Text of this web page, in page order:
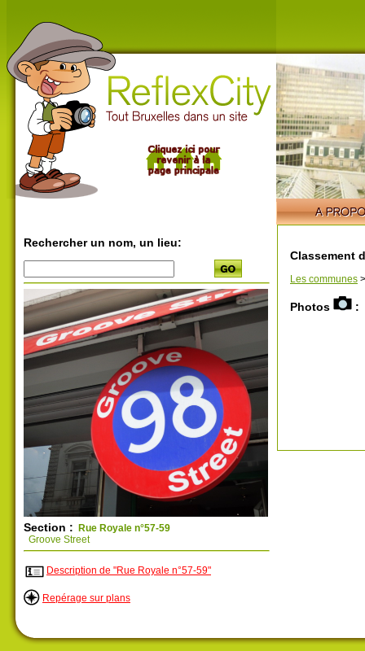
Rechercher un nom, un lieu:
Section : Rue Royale n°57-59
Groove Street
Description de "Rue Royale n°57-59"
Repérage sur plans
Classement
Les communes >
Photos :